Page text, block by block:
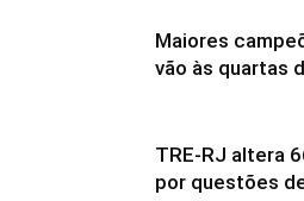
Maiores
vão às quartas
TRE-RJ altera
por questões